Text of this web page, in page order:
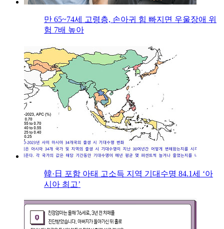
만 65~74세 고령층, 손아귀 힘 빠지면 우울장애 위
험 7배 높아
韓·日 포함 아태 고소득 지역 기대수명 84.1세 ‘아
시아 최고’